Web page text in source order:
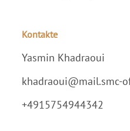
Kontakte
Yasmin Khadraoui
khadraoui@mail.smc-
+4915754944342